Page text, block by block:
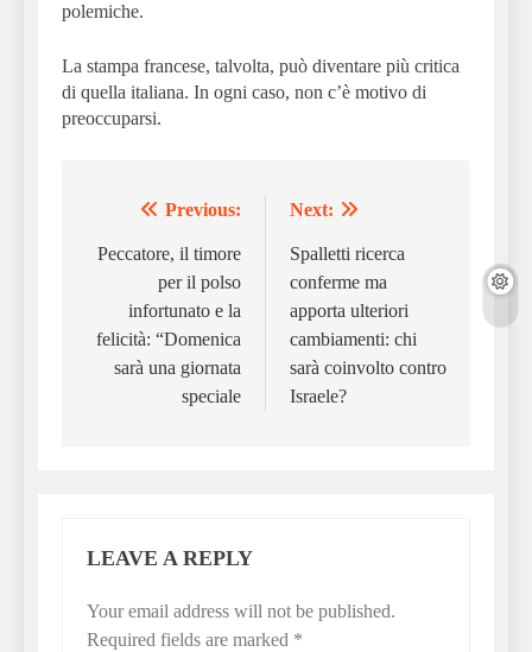
polemiche.
La stampa francese, talvolta, può diventare più critica
di quella italiana. In ogni caso, non c’è motivo di
preoccuparsi.
navigation
Previous:
Peccatore, il timore
per il polso
infortunato e la
felicità: “Domenica
sarà una giornata
speciale
Next:
Spalletti ricerca
conferme ma
apporta ulteriori
cambiamenti: chi
sarà coinvolto contro
Israele?
LEAVE A REPLY
Your email address will not be published.
Required fields are marked *